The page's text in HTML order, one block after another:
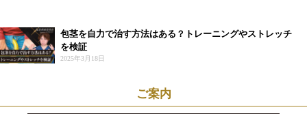
包茎を自力で治す方法はある？トレーニングやストレッチ
を検証
2025年3月18日
ご案内